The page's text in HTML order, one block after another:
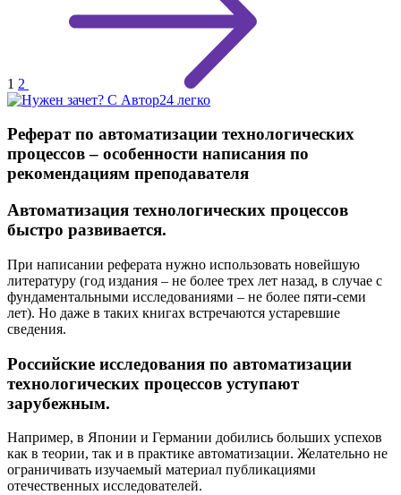
1 2
Реферат по автоматизации технологических
процессов – особенности написания по
рекомендациям преподавателя
Автоматизация технологических процессов
быстро развивается.
При написании реферата нужно использовать новейшую
литературу (год издания – не более трех лет назад, в случае с
фундаментальными исследованиями – не более пяти-семи
лет). Но даже в таких книгах встречаются устаревшие
сведения.
Российские исследования по автоматизации
технологических процессов уступают
зарубежным.
Например, в Японии и Германии добились больших успехов
как в теории, так и в практике автоматизации. Желательно не
ограничивать изучаемый материал публикациями
отечественных исследователей.